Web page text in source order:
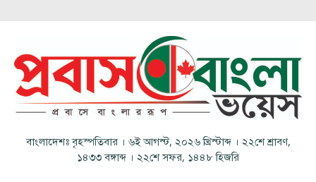
বাংলাদেশঃবৃহস্পতিবার। ৬ই আগস্ট, ২০২৬ খ্রিস্টাব্দ। ২২শে শ্রাবণ,
১৪৩৩ বঙ্গাব্দ । ২২শে সফর, ১৪৪৮ হিজরি